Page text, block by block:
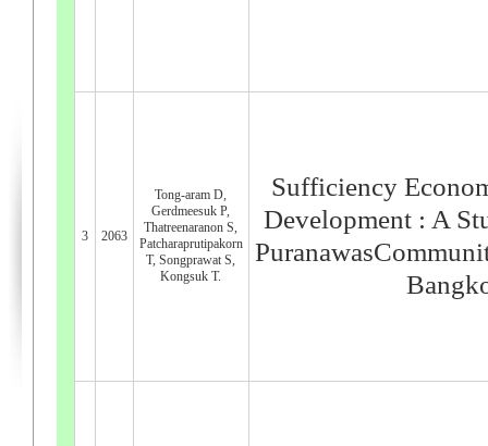
3 2063
Tong-aram D,
Gerdmeesuk P,
Thatreenaranon S,
Patcharaprutipakorn
T, Songprawat S,
Kongsuk T.
Sufficiency
Development : A